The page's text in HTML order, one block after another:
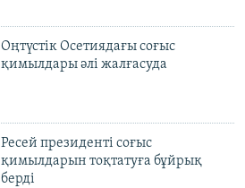
Оңтүстік Осетиядағы соғыс
қимылдары әлі жалғасуда
Ресей президенті соғыс
қимылдарын тоқтатуға бұйрық
берді